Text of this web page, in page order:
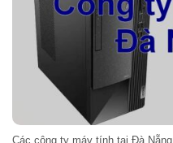
Các công ty máy tính tại Đà Nẵng